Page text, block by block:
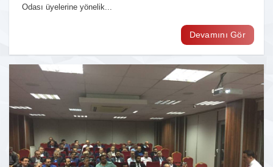
Odası üyelerine yönelik...
Devamını Gör